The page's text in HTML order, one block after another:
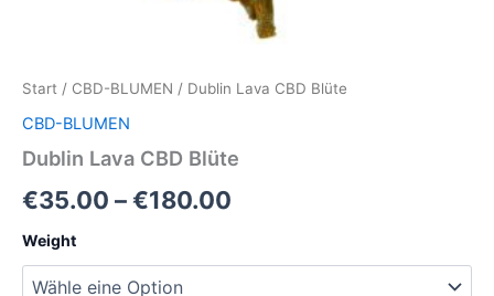
Start / CBD-BLUMEN / Dublin Lava CBD Blüte
CBD-BLUMEN
Dublin Lava CBD Blüte
€35.00 –€180.00
Weight